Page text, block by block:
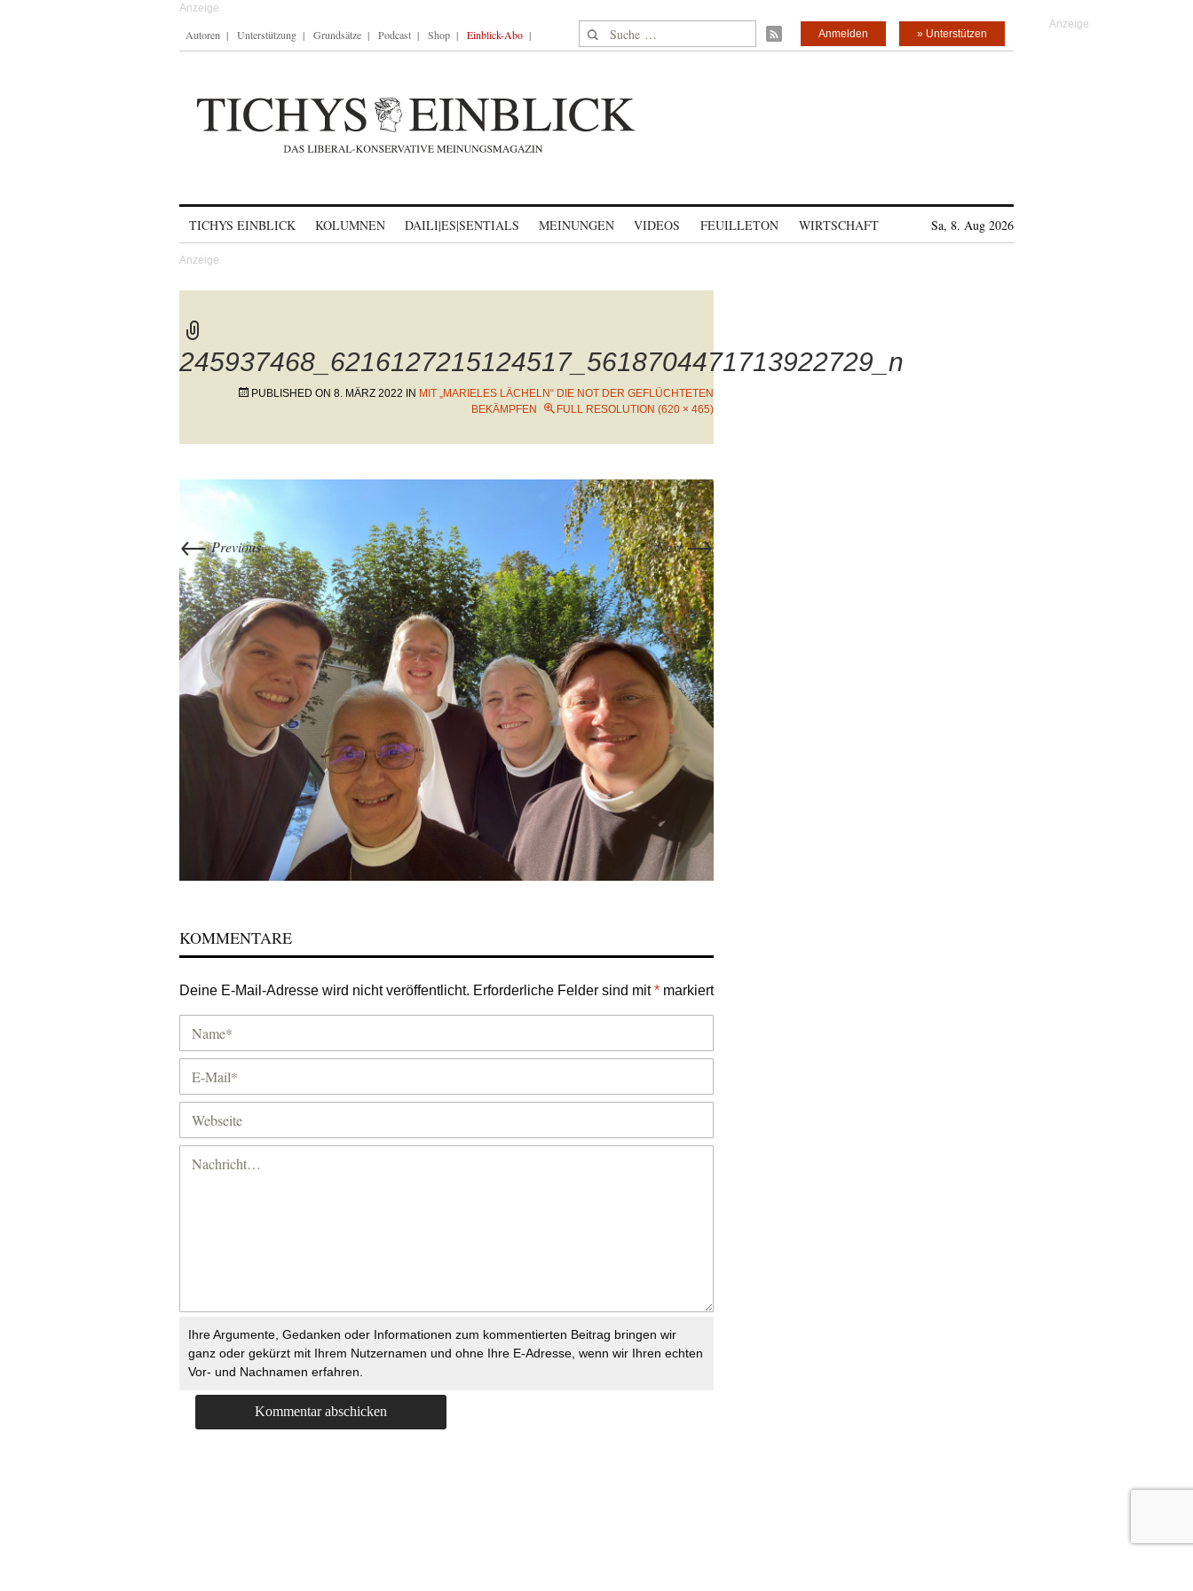
Autoren Unterstützung Grundsätze Podcast Shop Einblick-Abo Suche nach: » Unterstützen
Anmelden
TICHYS EINBLICK KOLUMNEN DAILI|ES|SENTIALS MEINUNGEN VIDEOS FEUILLETON WIRTSCHAFT Sa, 8. Aug 2026
245937468_6216127215124517_5618704471713922729_n
PUBLISHED ON 8. MÄRZ 2022 IN MIT „MARIELES LÄCHELN“ DIE NOT DER GEFLÜCHTETEN
BEKÄMPFEN
FULL RESOLUTION (620 × 465)
←Previous Next→
KOMMENTARE
Deine E-Mail-Adresse wird nicht veröffentlicht. Erforderliche Felder sind mit* markiert
Ihre Argumente, Gedanken oder Informationen zum kommentierten Beitrag bringen wir
ganz oder gekürzt mit Ihrem Nutzernamen und ohne Ihre E-Adresse, wenn wir Ihren echten
Vor- und Nachnamen erfahren.